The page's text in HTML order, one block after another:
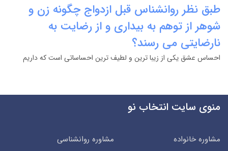
طبق نظر روانشناس قبل ازدواج چگونه زن و
شوهر از توهم به بیداری و از رضایت به
نارضایتی می رسند؟
احساس عشق یکی از زیبا ترین و لطیف ترین احساساتی است که داریم
منوی سایت انتخاب نو
مشاوره خانواده
مشاوره روانشناسی